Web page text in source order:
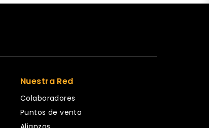
Nuestra Red
Colaboradores
Puntos de venta